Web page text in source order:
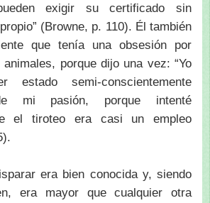
exigir su certificado sin
(Browne, p. 110). Él también
que tenía una obsesión por
porque dijo una vez: “Yo
estado semi-conscientemente
mi pasión, porque intenté
el tiroteo era casi un empleo
era bien conocida y, siendo
era mayor que cualquier otra